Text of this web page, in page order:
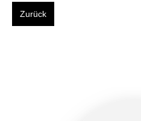
Zurück